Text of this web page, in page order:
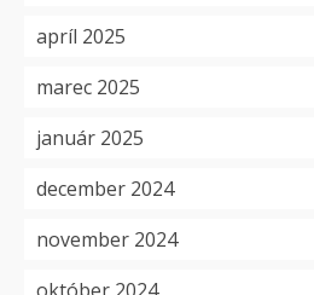
apríl 2025
marec 2025
január 2025
december 2024
november 2024